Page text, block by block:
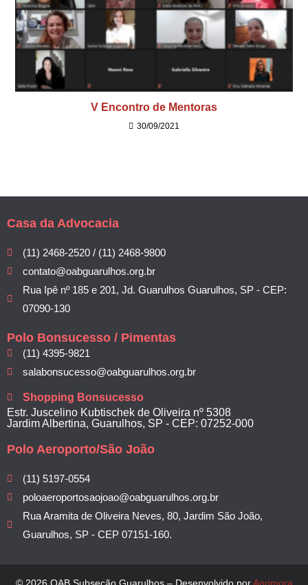
V Encontro de Mentoras
30/09/2021
Casa da Advocacia
(11) 2468-2520 / (11) 2468-9800
contato@oabguarulhos.org.br
Rua Ipê nº 185 e 201, Jd. Guarulhos Guarulhos, SP - CEP:
07090-130
Polo Bonsucesso / Pimentas
(11) 4395-9821
salabonsucesso@oabguarulhos.org.br
Shopping Bonsucesso
Estr. Juscelino Kubtischek de Oliveira nº 5308
Jardim Albertina, Guarulhos, SP - CEP: 07252-000
Polo Aeroporto/São João
(11) 5197-0554
poloaeroportosaojoao@oabguarulhos.org.br
Rua Aramita de Oliveira Neves, 80, Jardim São João,
Guarulhos, SP - CEP 07151-160.